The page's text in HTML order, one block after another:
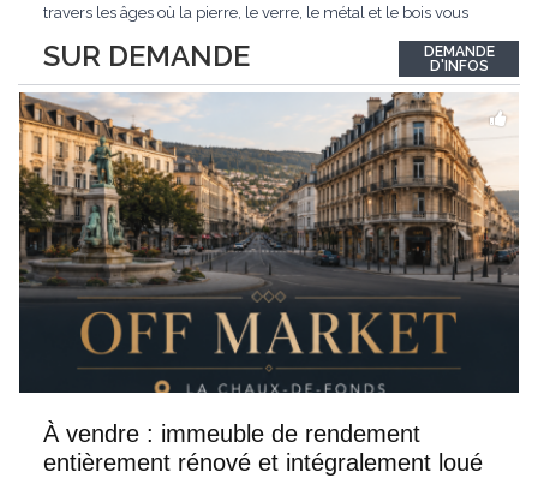
SUR DEMANDE
travers les âges où la pierre, le verre, le métal et le bois vous
de Grandson, entourée de nature et d’un verger de fruitiers, et...
DEMANDE
D'INFOS
À vendre : immeuble de rendement
entièrement rénové et intégralement loué